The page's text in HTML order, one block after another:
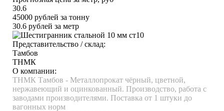
30.6
45000 рублей за тонну
30.6 рублей за метр
Представительство / склад:
Тамбов
ТНМК
О компании:
ТНМК Тамбов - Металлопрокат чёрный, цветной,
нержавеющий и оцинкованный. Производство, работа с
заводами производителями. Поставка от 1 штуки до
вагонных норм